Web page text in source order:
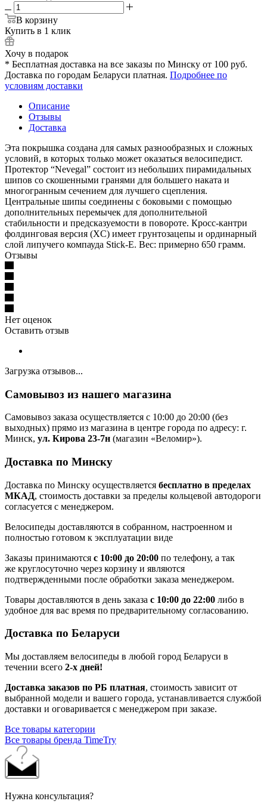
В корзину
Купить в 1 клик
Хочу в подарок
* Бесплатная доставка на все заказы по Минску от 100 руб.
Доставка по городам Беларуси платная. Подробнее по
условиям доставки
Описание
Отзывы
Доставка
Эта покрышка создана для самых разнообразных и сложных
условий, в которых только может оказаться велосипедист.
Протектор “Nevegal” состоит из небольших пирамидальных
шипов со скошенными гранями для большего наката и
многогранным сечением для лучшего сцепления.
Центральные шипы соединены с боковыми с помощью
дополнительных перемычек для дополнительной
стабильности и предсказуемости в повороте. Кросс-кантри
фолдинговая версия (XC) имеет грунтозацепы и ординарный
слой липучего компауда Stick-E. Вес: примерно 650 грамм.
Отзывы
Нет оценок
Оставить отзыв
Загрузка отзывов...
Самовывоз из нашего магазина
Самовывоз заказа осуществляется с 10:00 до 20:00 (без
выходных) прямо из магазина в центре города по адресу: г.
Минск, ул. Кирова 23-7н (магазин «Веломир»).
Доставка по Минску
Доставка по Минску осуществляется бесплатно в пределах
МКАД, стоимость доставки за пределы кольцевой автодороги
согласуется с менеджером.
Велосипеды доставляются в собранном, настроенном и
полностью готовом к эксплуатации виде
Заказы принимаются с 10:00 до 20:00 по телефону, а так
же круглосуточно через корзину и являются
подтвержденными после обработки заказа менеджером.
Товары доставляются в день заказа с 10:00 до 22:00 либо в
удобное для вас время по предварительному согласованию.
Доставка по Беларуси
Мы доставляем велосипеды в любой город Беларуси в
течении всего 2-х дней!
Доставка заказов по РБ платная, стоимость зависит от
выбранной модели и вашего города, устанавливается службой
доставки и оговаривается с менеджером при заказе.
Все товары категории
Все товары бренда TimeTry
Нужна консультация?